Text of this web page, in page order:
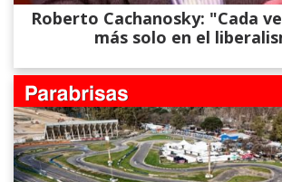
Roberto Cachanosky: "Cada
más solo en el